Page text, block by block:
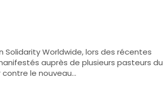
Solidarity Worldwide, lors des récentes
auprès de plusieurs pasteurs du
le nouveau…